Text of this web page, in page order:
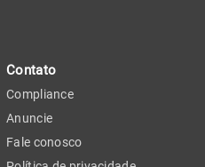
Contato
Compliance
Anuncie
Fale conosco